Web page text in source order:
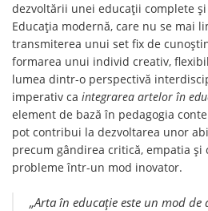
dezvoltării unei educații complete
Educația modernă, care nu se mai
transmiterea unui set fix de
formarea unui individ creativ,
lumea dintr-o perspectivă
imperativ ca integrarea artelor în
element de bază în pedagogia
pot contribui la dezvoltarea unor
precum gândirea critică, empatia și
probleme într-un mod inovator.
„Arta în educație este un mod